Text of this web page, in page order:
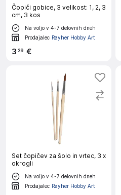
Čopiči gobice, 3 velikost: 1, 2, 3
cm, 3 kos
Na voljo v 4-7 delovnih dneh
Prodajalec Rayher Hobby Art
3 29 €
Set čopičev za šolo in vrtec, 3 x
okrogli
Na voljo v 4-7 delovnih dneh
Prodajalec Rayher Hobby Art